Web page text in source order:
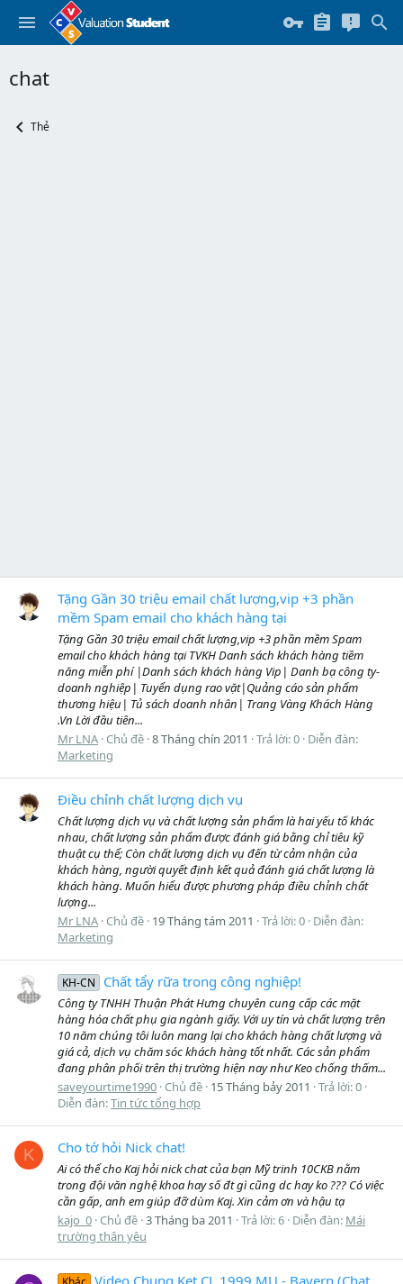
chat
Thẻ
Tặng Gần 30 triệu email chất lượng,vip +3 phần
mềm Spam email cho khách hàng tại
Tặng Gần 30 triệu email chất lượng,vip +3 phần mềm Spam
email cho khách hàng tại TVKH Danh sách khách hàng tiềm
năng miễn phí |Danh sách khách hàng Vip| Danh bạ công ty-
doanh nghiệp| Tuyển dụng rao vặt|Quảng cáo sản phẩm
thương hiệu| Tủ sách doanh nhân| Trang Vàng Khách Hàng
.Vn Lời đầu tiên...
Mr LNA Chủ đề 8 Tháng chín 2011 Trả lời: 0 Diễn đàn:
Marketing
Điều chỉnh chất lượng dịch vụ
Chất lượng dịch vụ và chất lượng sản phẩm là hai yếu tố khác
nhau, chất lượng sản phẩm được đánh giá bằng chỉ tiêu kỹ
thuật cụ thể; Còn chất lượng dịch vụ đến từ cảm nhận của
khách hàng, người quyết định kết quả đánh giá chất lượng là
khách hàng. Muốn hiểu được phương pháp điều chỉnh chất
lượng...
Mr LNA Chủ đề 19 Tháng tám 2011 Trả lời: 0 Diễn đàn:
Marketing
KH-CN Chất tẩy rữa trong công nghiệp!
Công ty TNHH Thuận Phát Hưng chuyên cung cấp các mặt
hàng hóa chất phụ gia ngành giấy. Với uy tín và chất lượng trên
10 năm chúng tôi luôn mang lại cho khách hàng chất lượng và
giá cả, dịch vụ chăm sóc khách hàng tốt nhất. Các sản phẩm
đang phân phối trên thị trường hiện nay như Keo chống thấm...
saveyourtime1990 Chủ đề 15 Tháng bảy 2011
Trả lời: 0
Diễn đàn:Tin tức tổng hợp
K Cho tớ hỏi Nick chat!
Ai có thể cho Kaj hỏi nick chat của bạn Mỹ trinh 10CKB nằm
trong đội văn nghệ khoa hay số đt gì cũng dc hay ko ??? Có việc
cần gấp, anh em giúp đỡ dùm Kaj. Xin cảm ơn và hậu tạ
kajo_0 Chủ đề 3 Tháng ba 2011 Trả lời: 6 Diễn đàn: Mái
trường thân yêu